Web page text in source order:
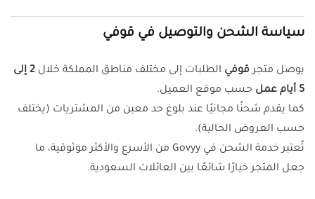
سياسة الشحن والتوصيل في قوفي
يوصل متجرقوفي الطلبات إلى مختلف مناطق المملكة خلال
2 إلى
5 أيام عمل
حسب موقع العميل.
كما يقدم شحنًا مجانيًا عند بلوغ حد معين من المشتريات (يختلف
حسب العروض الحالية).
تُعتبر خدمة الشحن في Govyy من الأسرع والأكثر موثوقية، ما
جعل المتجر خيارًا شائعًا بين العائلات السعودية.